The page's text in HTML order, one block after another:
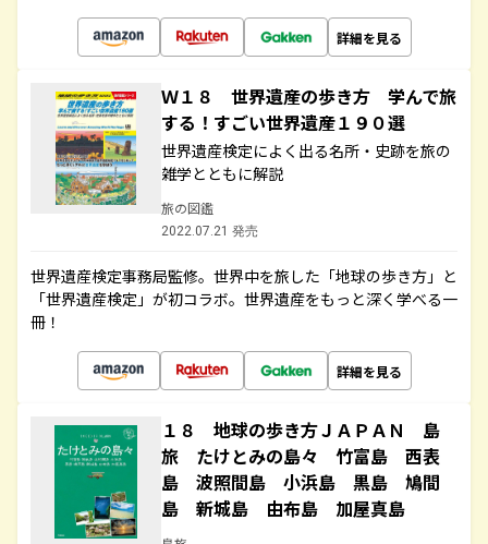
詳細を見る
Ｗ１８ 世界遺産の歩き方 学んで旅
する！すごい世界遺産１９０選
世界遺産検定によく出る名所・史跡を旅の
雑学とともに解説
旅の図鑑
2022.07.21 発売
世界遺産検定事務局監修。世界中を旅した「地球の歩き方」と
「世界遺産検定」が初コラボ。世界遺産をもっと深く学べる一
冊！
詳細を見る
１８ 地球の歩き方ＪＡＰＡＮ 島
旅 たけとみの島々 竹富島 西表
島 波照間島 小浜島 黒島 鳩間
島 新城島 由布島 加屋真島